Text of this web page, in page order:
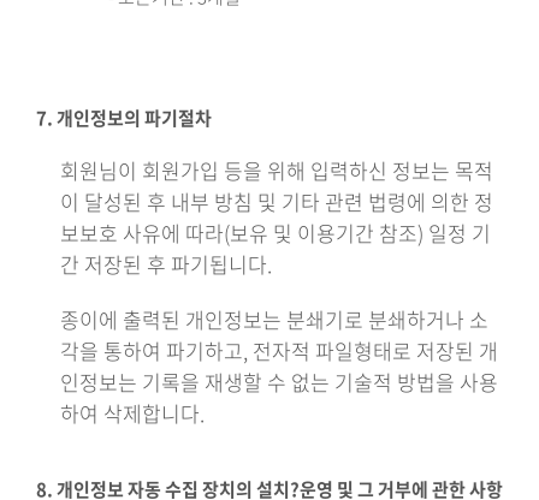
7. 개인정보의 파기절차
회원님이 회원가입 등을 위해 입력하신 정보는 목적
이 달성된 후 내부 방침 및 기타 관련 법령에 의한 정
보보호 사유에 따라(보유 및 이용기간 참조) 일정 기
간 저장된 후 파기됩니다.
종이에 출력된 개인정보는 분쇄기로 분쇄하거나 소
각을 통하여 파기하고, 전자적 파일형태로 저장된 개
인정보는 기록을 재생할 수 없는 기술적 방법을 사용
하여 삭제합니다.
8. 개인정보 자동 수집 장치의 설치?운영 및 그 거부에 관한 사항